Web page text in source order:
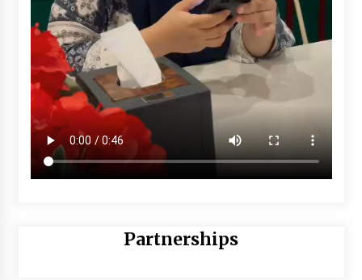
Partnerships